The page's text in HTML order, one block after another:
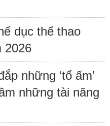
dục thể thao
2026
những ‘tổ ấm’
những tài năng